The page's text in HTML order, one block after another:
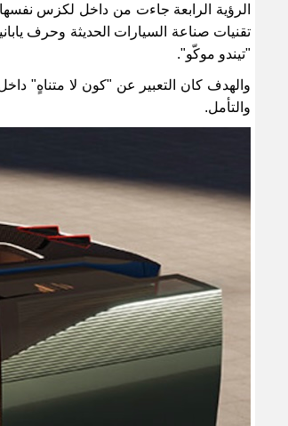
الرؤية الرابعة جاءت من داخل لكزس
تقنيات صناعة السيارات الحديثة وحرف
"تيندو موكّو".
والهدف كان التعبير عن "كون لا متناهٍ"
والتأمل.